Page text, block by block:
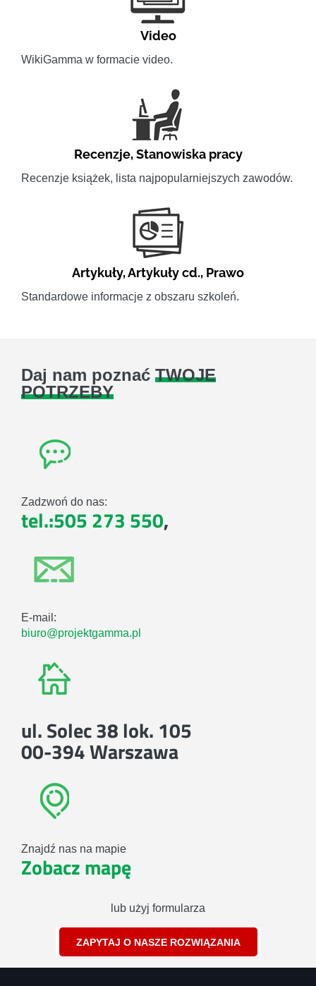
Video
WikiGamma w formacie video.
Recenzje,Stanowiska pracy
Recenzje książek, lista najpopularniejszych zawodów.
Artykuły,Artykuły cd., Prawo
Standardowe informacje z obszaru szkoleń.
Daj nam poznać TWOJE
POTRZEBY
Zadzwoń do nas:
tel.:505 273 550,
E-mail:
biuro@projektgamma.pl
ul. Solec 38 lok. 105
00-394 Warszawa
Znajdź nas na mapie
Zobacz mapę
lub użyj formularza
ZAPYTAJ O NASZE ROZWIĄZANIA